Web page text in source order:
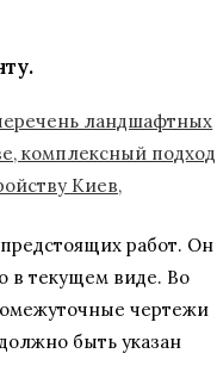
работ. Он
в текущем виде. Во
чертежи
быть указан